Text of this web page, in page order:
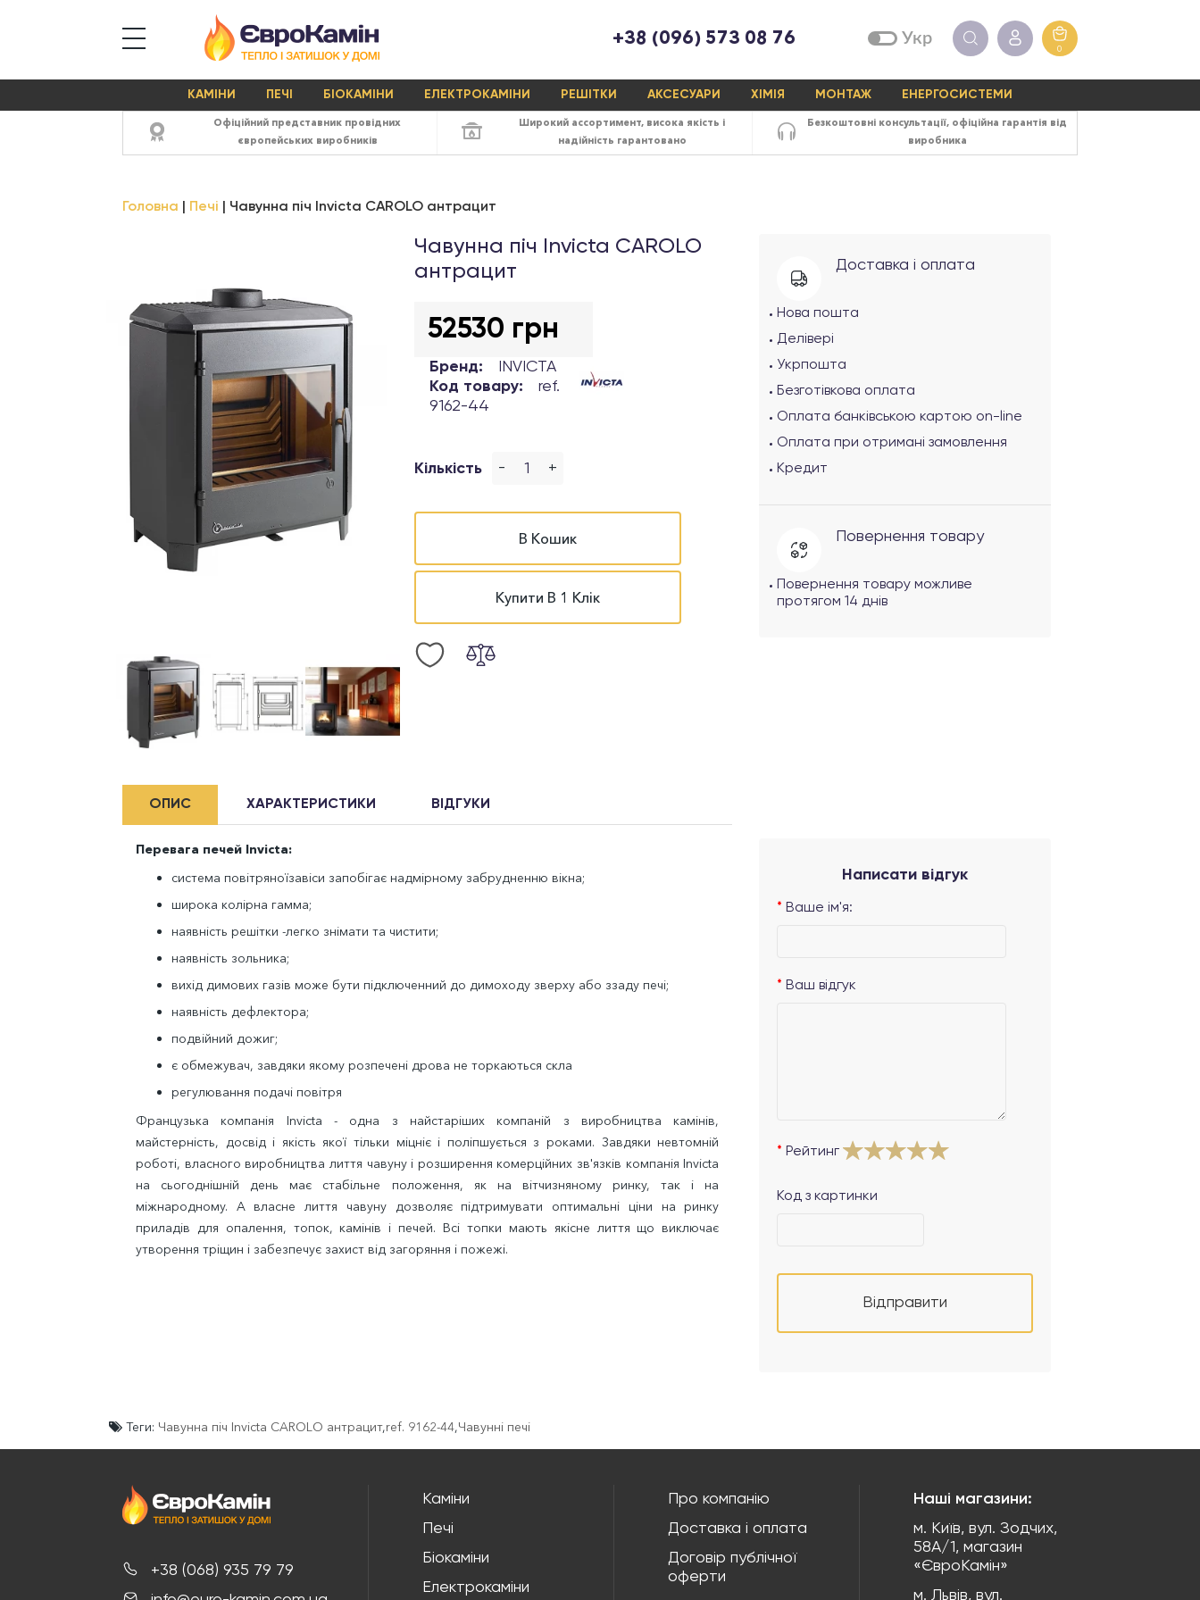
+38 (096) 573 08 76 Укр
0
КАМІНИ ПЕЧІ БІОКАМІНИ ЕЛЕКТРОКАМІНИ РЕШІТКИ АКСЕСУАРИ ХІМІЯ МОНТАЖ ЕНЕРГОСИСТЕМИ
Офіційний представник провідних
європейських виробників
Широкий ассортимент, висока якість і
надійність гарантовано
Безкоштовні консультації, офіційна гарантія від
виробника
Головна Печі Чавунна піч Invicta CAROLO антрацит
Чавунна піч Invicta CAROLO
антрацит
52530 грн
Бренд:
INVICTA
Код товару:
ref.
9162-44
Кількість - +
В Кошик
Купити В 1 Клік
Доставка і оплата
Нова пошта
Делівері
Укрпошта
Безготівкова оплата
Оплата банківською картою on-line
Оплата при отримані замовлення
Кредит
Повернення товару
Повернення товару можливе
протягом 14 днів
ОПИС ХАРАКТЕРИСТИКИ ВІДГУКИ
Перевага печей Invicta:
система повітряноїзавіси запобігає надмірному забрудненню вікна;
широка колірна гамма;
наявність решітки -легко знімати та чистити;
наявність зольника;
вихід димових газів може бути підключенний до димоходу зверху або ззаду печі;
наявність дефлектора;
подвійний дожиг;
є обмежувач, завдяки якому розпечені дрова не торкаються скла
регулювання подачі повітря
Французька компанія Invicta - одна з найстаріших компаній з виробництва камінів,
майстерність, досвід і якість якої тільки міцніє і поліпшується з роками. Завдяки невтомній
роботі, власного виробництва лиття чавуну і розширення комерційних зв'язків компанія Invicta
на сьогоднішній день має стабільне положення, як на вітчизняному ринку, так і на
міжнародному. А власне лиття чавуну дозволяє підтримувати оптимальні ціни на ринку
приладів для опалення, топок, камінів і печей. Всі топки мають якісне лиття що виключає
утворення тріщин і забезпечує захист від загоряння і пожежі.
Написати відгук
Ваше ім'я:
Ваш відгук
Рейтинг
Код з картинки
Відправити
Теги: Чавунна піч Invicta CAROLO антрацит,ref. 9162-44,Чавунні печі
+38 (068) 935 79 79
Каміни
Печі
Біокаміни
Електрокаміни
Про компанію
Доставка і оплата
Договір публічної
оферти
Наші магазини:
м. Київ, вул. Зодчих,
58А/1, магазин
«ЄвроКамін»
м. Львів, вул.